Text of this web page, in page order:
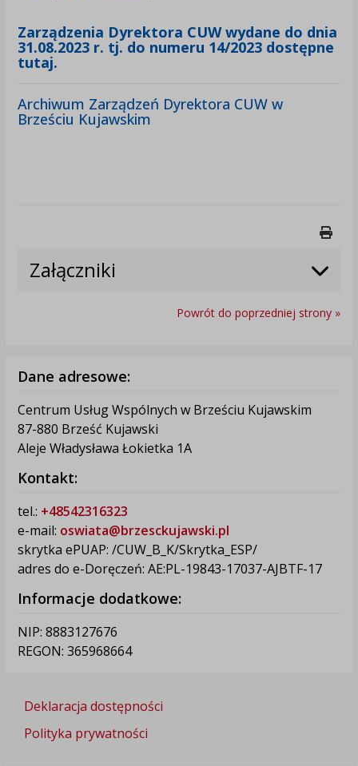
Zarządzenia Dyrektora CUW wydane do dnia
31.08.2023 r. tj. do numeru 14/2023 dostępne
tutaj.
Archiwum Zarządzeń Dyrektora CUW w
Brześciu Kujawskim
Załączniki
Powrót do poprzedniej strony »
Dane adresowe:
Centrum Usług Wspólnych w Brześciu Kujawskim
87-880 Brześć Kujawski
Aleje Władysława Łokietka 1A
Kontakt:
tel.: +48542316323
e-mail: oswiata@brzesckujawski.pl
skrytka ePUAP: /CUW_B_K/Skrytka_ESP/
adres do e-Doręczeń: AE:PL-19843-17037-AJBTF-17
Informacje dodatkowe:
NIP: 8883127676
REGON: 365968664
Deklaracja dostępności
Polityka prywatności